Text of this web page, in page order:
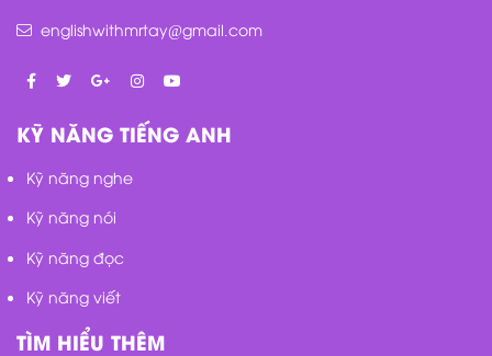
englishwithmrtay@gmail.com
KỸ NĂNG TIẾNG ANH
Kỹ năng nghe
Kỹ năng nói
Kỹ năng đọc
Kỹ năng viết
TÌM HIỂU THÊM